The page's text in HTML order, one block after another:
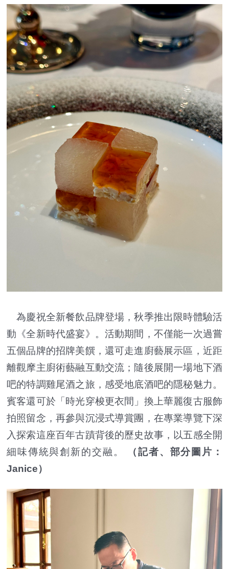
為慶祝全新餐飲品牌登場，秋季推出限時體驗活
動《全新時代盛宴》。活動期間，不僅能一次過嘗
五個品牌的招牌美饌，還可走進廚藝展示區，近距
離觀摩主廚術藝融互動交流；隨後展開一場地下酒
吧的特調雞尾酒之旅，感受地底酒吧的隱秘魅力。
賓客還可於「時光穿梭更衣間」換上華麗復古服飾
拍照留念，再參與沉浸式導賞團，在專業導覽下深
入探索這座百年古蹟背後的歷史故事，以五感全開
細味傳統與創新的交融。
（記者、部分圖片：
Janice）